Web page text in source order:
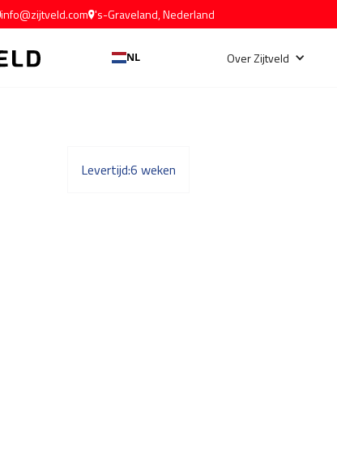
info@zijtveld.com 's-Graveland, Nederland
NL Over Zijtveld
Levertijd:6 weken